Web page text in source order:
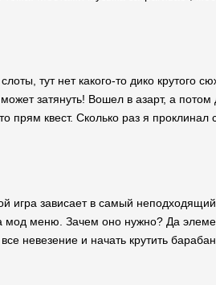
тут нет какого-то дико крутого
затянуть! Вошел в азарт, а
прям квест. Сколько раз я проклинал
игра зависает в самый
мод меню. Зачем оно нужно? Да
невезение и начать крутить